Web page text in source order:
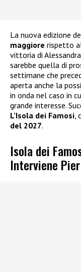
La nuova edizione
maggiore rispetto
vittoria di
sarebbe quella di
settimane che
aperta anche la
in onda nel caso in
grande interesse.
L’Isola dei Famosi
del 2027.
Isola dei
Interviene